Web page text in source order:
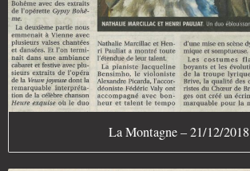
La Montagne – 21/12/2018